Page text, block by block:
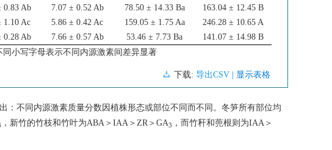
0.83 Ab 7.07 ± 0.52 Ab 78.50 ± 14.33 Ba
163.04 ± 12.45 B
1.10 Ac 5.86 ± 0.42 Ac 159.05 ± 1.75 Aa
246.28 ± 10.65 A
0.28 Ab 7.66 ± 0.57 Ab 53.46 ± 7.73 Ba
141.07 ± 14.98 B
小写字母表示不同内源激素间差异显著
下载: 导出CSV | 显示表格
：不同内源激素质量分数因植株形态或部位不同而不同。冬笋所有部位均
，新竹的竹枝和竹叶为ABA＞IAA＞ZR＞GA3
，而竹秆和蔸根则为IAA＞